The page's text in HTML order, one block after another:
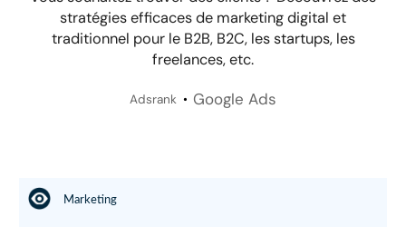
stratégies efficaces de marketing digital et
traditionnel pour le B2B, B2C, les startups, les
freelances, etc.
Adsrank Google Ads
Marketing